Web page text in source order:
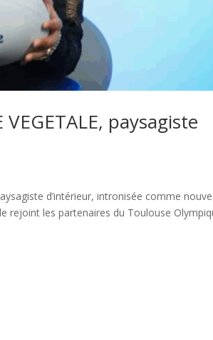
VEGETALE, paysagiste
d’intérieur, intronisée comme
rejoint les partenaires du Toulouse